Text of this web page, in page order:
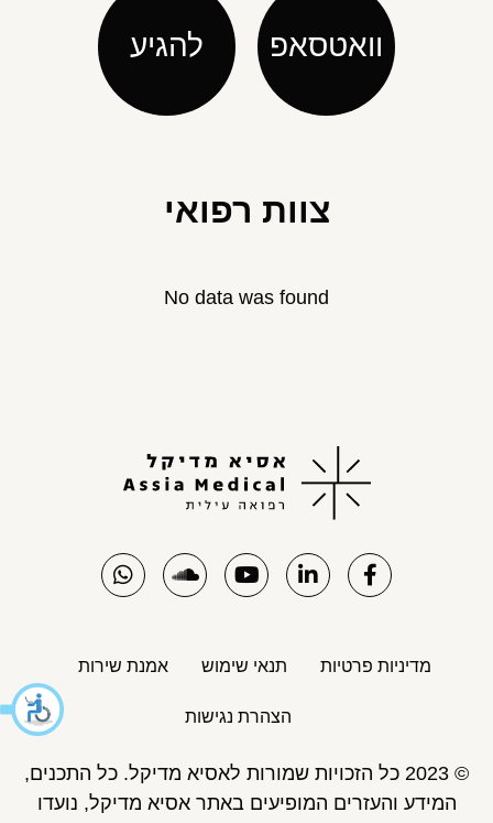
וואטסאפ להגיע
צוות רפואי
No data was found
מדיניות פרטיות תנאי שימוש אמנת שירות
הצהרת נגישות
© 2023 כל הזכויות שמורות לאסיא מדיקל. כל התכנים,
המידע והעזרים המופיעים באתר אסיא מדיקל, נועדו